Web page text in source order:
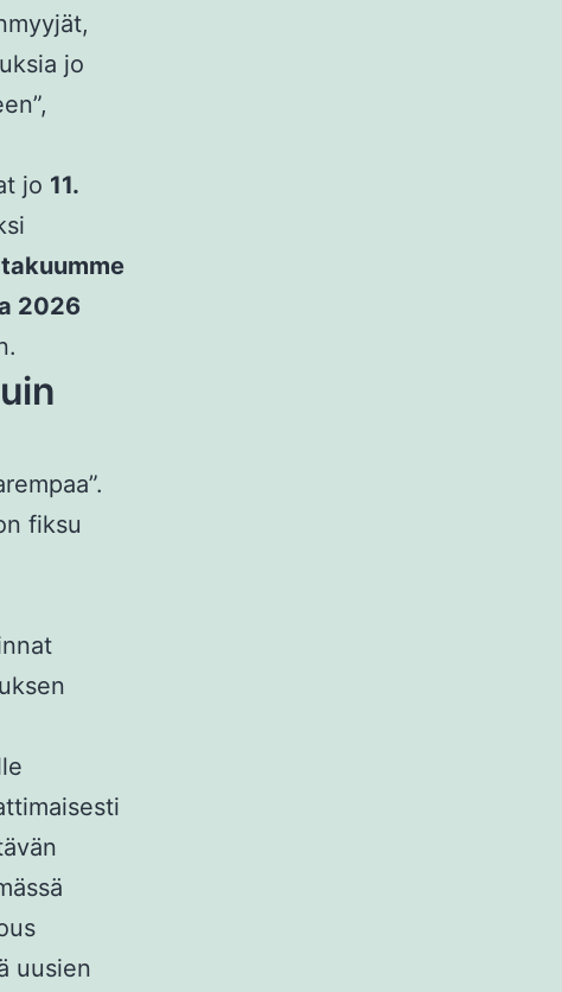
jo
jo 11.
2026
fiksu
uusien